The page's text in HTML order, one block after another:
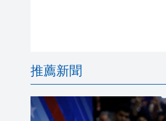
推薦新聞